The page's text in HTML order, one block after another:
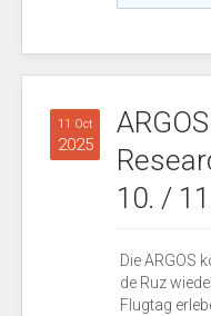
11 Oct
2025
10. /
Die ARGOS
de Ruz
Flugtag